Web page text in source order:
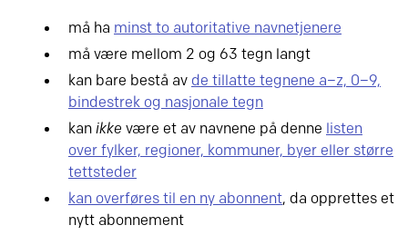
må ha minst to autoritative navnetjenere
må være mellom 2 og 63 tegn langt
kan bare bestå av de tillatte tegnene a–z, 0–9,
bindestrek og nasjonale tegn
kan ikke være et av navnene på denne listen
over fylker, regioner, kommuner, byer eller større
tettsteder
kan overføres til en ny abonnent, da opprettes et
nytt abonnement